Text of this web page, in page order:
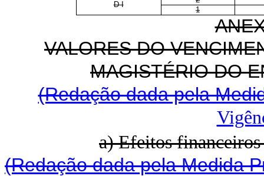
D I
1
VALORES DO
MAGISTÉRIO DO
(Redação dada pela
a) Efeitos
(Redação dada pela Medida